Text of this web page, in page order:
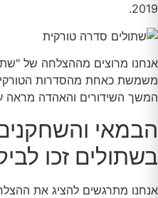
2019.
אנחנו מרוצים מההצלחה של
משמשת כאחת מהסדרות
המשך השידורים והאהדה מראה
הבמאי
בשתולים זכו
אנחנו מתרגשים להציג את